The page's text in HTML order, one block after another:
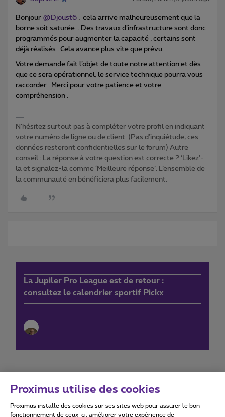
Bonjour @Djoust6 , cela arrive malheureusement que la
borne soit saturée . Des travaux d’infrastructure sont donc
programmés pour augmenter la capacité , certains sont
déjà réalisés . Cela avance plus vite que prévu.
Votre demande fait l’objet de toute notre attention et dès
que ce sera opérationnel, le service technique pourra vous
raccorder . Merci pour votre patience et votre
compréhension .
N'hésitez surtout pas à compléter votre profil en indiquant
votre numéro de ligne ou de client. (Pas d'inquiétude, ces
données resteront confidentielles sur le forum) Autre
conseil : La réponse à votre question est correcte ? ‘Likez’-
la et signalez-la comme ‘Meilleure réponse’. L’ensemble de
la communauté en bénéficiera plus facilement.
La Jupiler Pro League est de retour :
consultez le calendrier sportif Pickx
Conditions d'utilisation Accessibility statement
Proximus utilise des cookies
Proximus installe des cookies sur ses sites web pour assurer le bon
fonctionnement de ceux-ci, améliorer votre expérience de